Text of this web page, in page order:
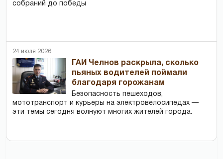
собраний до победы
24 июля 2026
ГАИ Челнов раскрыла, сколько
пьяных водителей поймали
благодаря горожанам
Безопасность пешеходов,
мототранспорт и курьеры на электровелосипедах —
эти темы сегодня волнуют многих жителей города.